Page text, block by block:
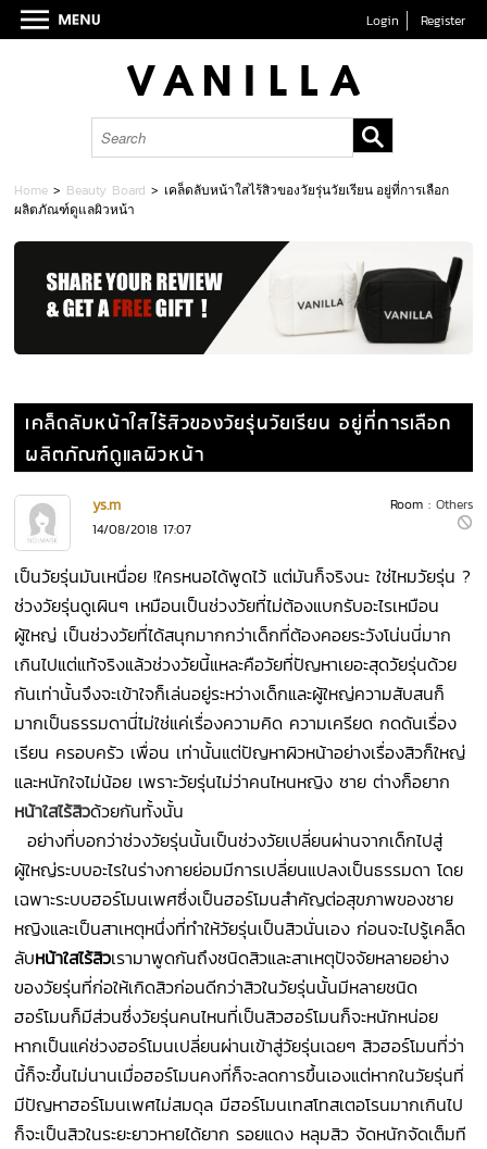
Login Register
Home > Beauty Board > เคล็ดลับหน้าใสไร้สิวของวัยรุ่นวัยเรียน อยู่ที่การเลือก
ผลิตภัณฑ์ดูแลผิวหน้า
เคล็ดลับหน้าใสไร้สิวของวัยรุ่นวัยเรียน อยู่ที่การเลือก
ผลิตภัณฑ์ดูแลผิวหน้า
Room : Others
ys.m
14/08/2018 17:07
เป็นวัยรุ่นมันเหนื่อย !ใครหนอได้พูดไว้ แต่มันก็จริงนะ ใช่ไหมวัยรุ่น ?
ช่วงวัยรุ่นดูเผินๆ เหมือนเป็นช่วงวัยที่ไม่ต้องแบกรับอะไรเหมือน
ผู้ใหญ่ เป็นช่วงวัยที่ได้สนุกมากกว่าเด็กที่ต้องคอยระวังโน่นนี่มาก
เกินไปแต่แท้จริงแล้วช่วงวัยนี้แหละคือวัยที่ปัญหาเยอะสุดวัยรุ่นด้วย
กันเท่านั้นจึงจะเข้าใจก็เล่นอยู่ระหว่างเด็กและผู้ใหญ่ความสับสนก็
มากเป็นธรรมดานี่ไม่ใช่แค่เรื่องความคิด ความเครียด กดดันเรื่อง
เรียน ครอบครัว เพื่อน เท่านั้นแต่ปัญหาผิวหน้าอย่างเรื่องสิวก็ใหญ่
และหนักใจไม่น้อย เพราะวัยรุ่นไม่ว่าคนไหนหญิง ชาย ต่างก็อยาก
หน้าใสไร้สิวด้วยกันทั้งนั้น
อย่างที่บอกว่าช่วงวัยรุ่นนั้นเป็นช่วงวัยเปลี่ยนผ่านจากเด็กไปสู่
ผู้ใหญ่ระบบอะไรในร่างกายย่อมมีการเปลี่ยนแปลงเป็นธรรมดา โดย
เฉพาะระบบฮอร์โมนเพศซึ่งเป็นฮอร์โมนสำคัญต่อสุขภาพของชาย
หญิงและเป็นสาเหตุหนึ่งที่ทำให้วัยรุ่นเป็นสิวนั่นเอง ก่อนจะไปรู้เคล็ด
ลับหน้าใสไร้สิวเรามาพูดกันถึงชนิดสิวและสาเหตุปัจจัยหลายอย่าง
ของวัยรุ่นที่ก่อให้เกิดสิวก่อนดีกว่าสิวในวัยรุ่นนั้นมีหลายชนิด
ฮอร์โมนก็มีส่วนซึ่งวัยรุ่นคนไหนที่เป็นสิวฮอร์โมนก็จะหนักหน่อย
หากเป็นแค่ช่วงฮอร์โมนเปลี่ยนผ่านเข้าสู่วัยรุ่นเฉยๆ สิวฮอร์โมนที่ว่า
นี้ก็จะขึ้นไม่นานเมื่อฮอร์โมนคงที่ก็จะลดการขึ้นเองแต่หากในวัยรุ่นที่
มีปัญหาฮอร์โมนเพศไม่สมดุล มีฮอร์โมนเทสโทสเตอโรนมากเกินไป
ก็จะเป็นสิวในระยะยาวหายได้ยาก รอยแดง หลุมสิว จัดหนักจัดเต็มที